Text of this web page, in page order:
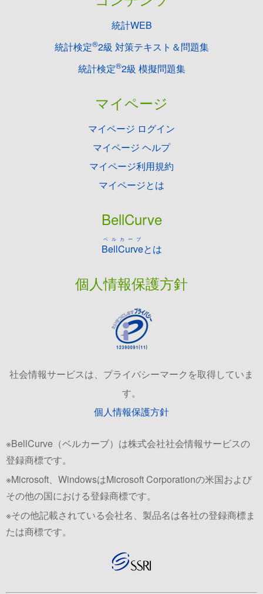
統計WEB
統計検定®2級 対策テキスト＆問題集
統計検定®2級 模擬問題集
マイページ
マイページ ログイン
マイページ ヘルプ
マイページ利用規約
マイページとは
BellCurve
BellCurve
ベルカーブ
とは
個人情報保護方針
社会情報サービスは、プライバシーマークを取得していま
す。
個人情報保護方針
※BellCurve（ベルカーブ）は株式会社社会情報サービスの
登録商標です。
※Microsoft、WindowsはMicrosoft Corporationの米国および
その他の国における登録商標です。
※その他記載されている会社名、製品名は各社の登録商標ま
たは商標です。